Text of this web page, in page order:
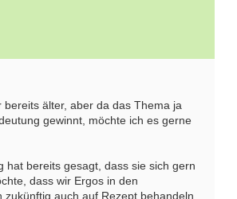
bereits älter, aber da das Thema ja
gewinnt, möchte ich es gerne
hat bereits gesagt, dass sie sich gern
dass wir Ergos in den
zukünftig auch auf Rezept behandeln